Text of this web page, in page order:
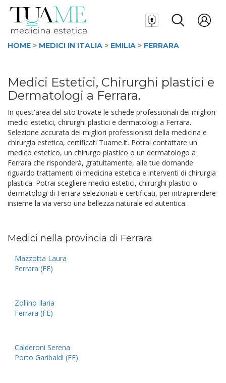
HOME > MEDICI IN ITALIA > EMILIA > FERRARA
Medici Estetici, Chirurghi plastici e
Dermatologi a Ferrara.
In quest'area del sito trovate le schede professionali dei migliori
medici estetici, chirurghi plastici e dermatologi a Ferrara.
Selezione accurata dei migliori professionisti della medicina e
chirurgia estetica, certificati Tuame.it. Potrai contattare un
medico estetico, un chirurgo plastico o un dermatologo a
Ferrara che risponderà, gratuitamente, alle tue domande
riguardo trattamenti di medicina estetica e interventi di chirurgia
plastica. Potrai scegliere medici estetici, chirurghi plastici o
dermatologi di Ferrara selezionati e certificati, per intraprendere
insieme la via verso una bellezza naturale ed autentica.
Medici nella provincia di Ferrara
Mazzotta Laura
Ferrara (FE)
Zollino Ilaria
Ferrara (FE)
Calderoni Serena
Porto Garibaldi (FE)